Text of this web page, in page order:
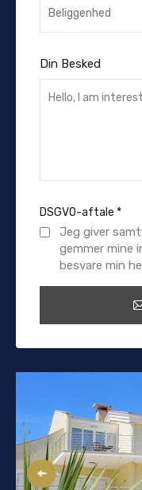
Din Besked
DSGVO-aftale *
Jeg giver
gemmer mine
besvare min